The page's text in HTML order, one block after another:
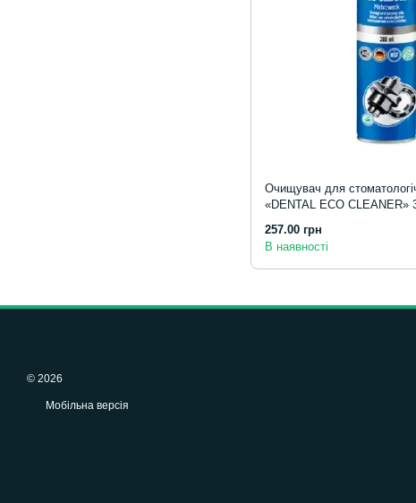
Очищувач для
«DENTAL ECO CLEANER»
257.00 грн
В наявності
© 2026
Мобільна версія